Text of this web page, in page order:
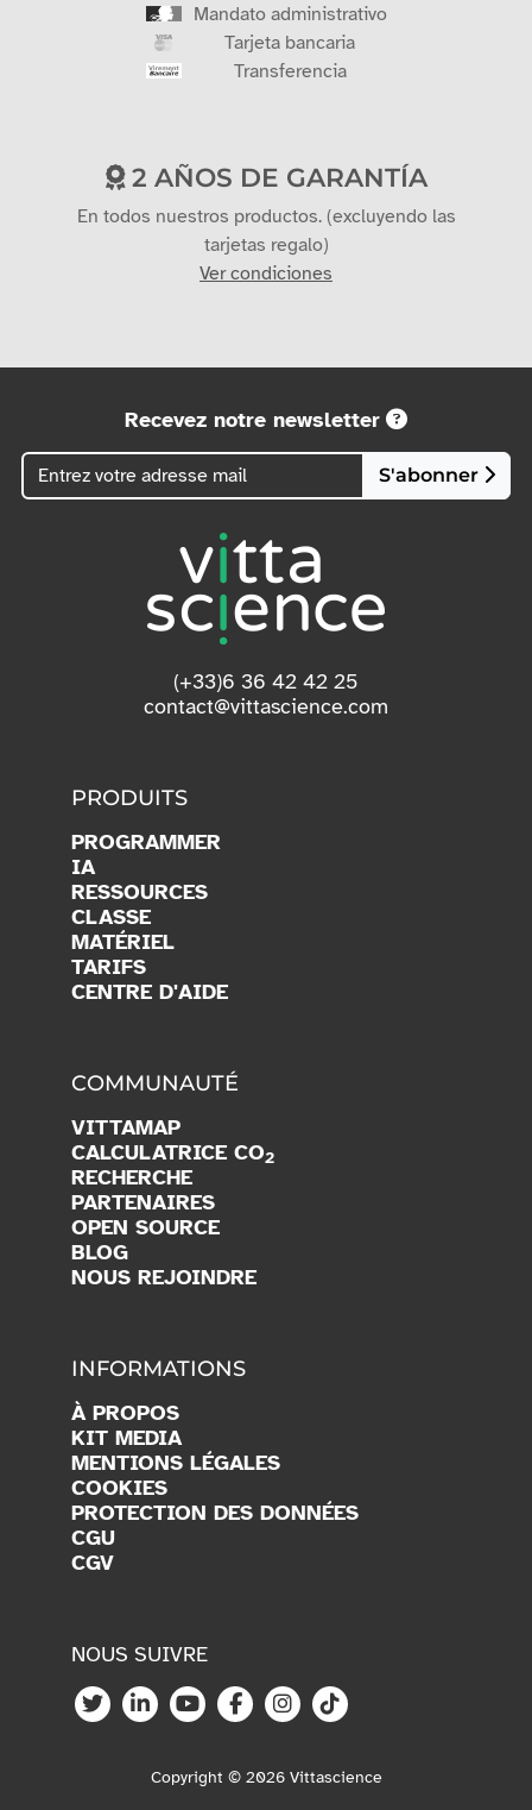
Mandato administrativo
Tarjeta bancaria
Transferencia
2 AÑOS DE GARANTÍA
En todos nuestros productos. (excluyendo las
tarjetas regalo)
Ver condiciones
Recevez notre newsletter
S'abonner
(+33)6 36 42 42 25
contact@vittascience.com
PRODUITS
PROGRAMMER
IA
RESSOURCES
CLASSE
MATÉRIEL
TARIFS
CENTRE D'AIDE
COMMUNAUTÉ
VITTAMAP
CALCULATRICE CO2
RECHERCHE
PARTENAIRES
OPEN SOURCE
BLOG
NOUS REJOINDRE
INFORMATIONS
À PROPOS
KIT MEDIA
MENTIONS LÉGALES
COOKIES
PROTECTION DES DONNÉES
CGU
CGV
NOUS SUIVRE
Copyright © 2026 Vittascience